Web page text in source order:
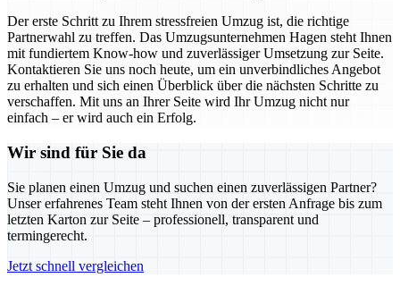
Der erste Schritt zu Ihrem stressfreien Umzug ist, die richtige
Partnerwahl zu treffen. Das Umzugsunternehmen Hagen steht Ihnen
mit fundiertem Know-how und zuverlässiger Umsetzung zur Seite.
Kontaktieren Sie uns noch heute, um ein unverbindliches Angebot
zu erhalten und sich einen Überblick über die nächsten Schritte zu
verschaffen. Mit uns an Ihrer Seite wird Ihr Umzug nicht nur
einfach – er wird auch ein Erfolg.
Wir sind für Sie da
Sie planen einen Umzug und suchen einen zuverlässigen Partner?
Unser erfahrenes Team steht Ihnen von der ersten Anfrage bis zum
letzten Karton zur Seite – professionell, transparent und
termingerecht.
Jetzt schnell vergleichen